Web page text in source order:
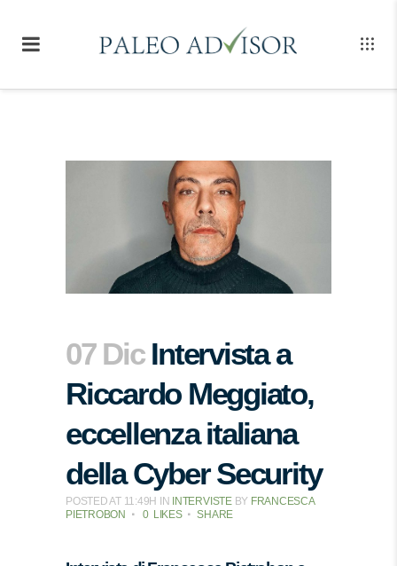
07 DicIntervista a
Riccardo Meggiato,
eccellenza italiana
della Cyber Security
POSTED AT 11:49H IN INTERVISTE BY FRANCESCA
PIETROBON
0 LIKES SHARE